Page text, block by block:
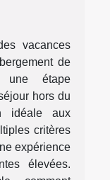
vacances
de
une étape
hors du
idéale aux
critères
expérience
élevées.